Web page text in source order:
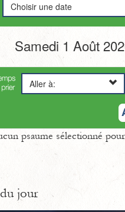
Choisir une date
Samedi 1 Août
Aller à:
psaume sélectionné
jour